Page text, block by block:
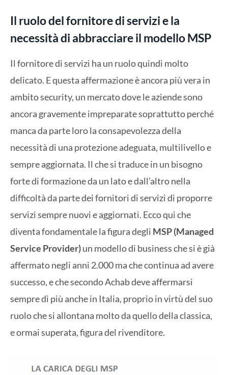
Il ruolo del fornitore di servizi e la
necessità di abbracciare il modello MSP
Il fornitore di servizi ha un ruolo quindi molto
delicato. E questa affermazione è ancora più vera in
ambito security, un mercato dove le aziende sono
ancora gravemente impreparate soprattutto perché
manca da parte loro la consapevolezza della
necessità di una protezione adeguata, multilivello e
sempre aggiornata. Il che si traduce in un bisogno
forte di formazione da un lato e dall’altro nella
difficoltà da parte dei fornitori di servizi di proporre
servizi sempre nuovi e aggiornati. Ecco qui che
diventa fondamentale la figura degli MSP (Managed
Service Provider)un modello di business che si è già
affermato negli anni 2.000 ma che continua ad avere
successo, e che secondo Achab deve affermarsi
sempre di più anche in Italia, proprio in virtù del suo
ruolo che si allontana molto da quello della classica,
e ormai superata, figura del rivenditore.